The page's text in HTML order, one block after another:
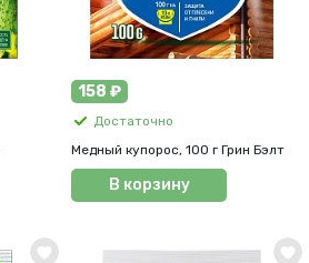
158 ₽
Достаточно
Медный купорос, 100 г Грин Бэлт
В корзину